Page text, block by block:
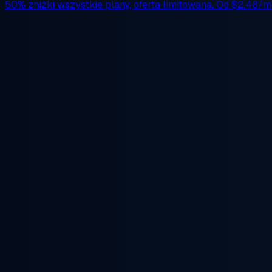
50% zniżki wszystkie plany, oferta limitowana. Od $2.48/